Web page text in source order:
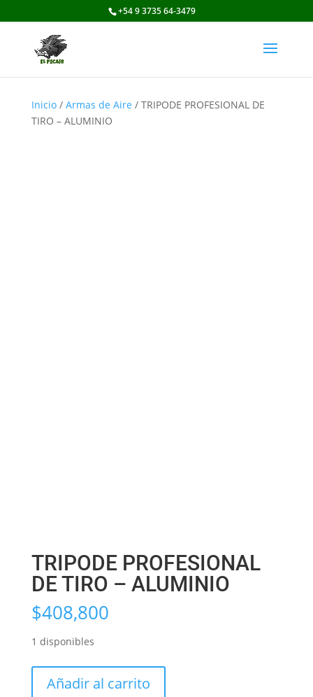
+54 9 3735 64-3479
Inicio/ Armas de Aire / TRIPODE PROFESIONAL DE
TIRO – ALUMINIO
TRIPODE PROFESIONAL
DE TIRO – ALUMINIO
$408,800
1 disponibles
PROFESIONAL
Añadir al carrito